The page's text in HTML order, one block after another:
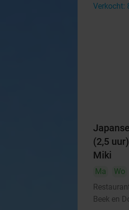
Verkocht:
(2,5
Miki
Ma Wo
Beek en